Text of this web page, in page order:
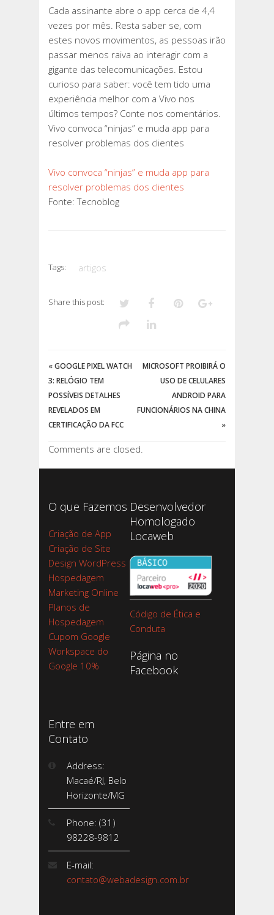
Cada assinante abre o app cerca de 4,4
vezes por mês. Resta saber se, com
estes novos movimentos, as pessoas irão
passar menos raiva ao interagir com a
gigante das telecomunicações. Estou
curioso para saber: você tem tido uma
experiência melhor com a Vivo nos
últimos tempos? Conte nos comentários.
Vivo convoca “ninjas” e muda app para
resolver problemas dos clientes
Vivo convoca “ninjas” e muda app para
resolver problemas dos clientes
Fonte: Tecnoblog
Tags: artigos
Share this post:
«GOOGLE PIXEL WATCH
3: RELÓGIO TEM
POSSÍVEIS DETALHES
REVELADOS EM
CERTIFICAÇÃO DA FCC
MICROSOFT PROIBIRÁ O
USO DE CELULARES
ANDROID PARA
FUNCIONÁRIOS NA CHINA
»
Comments are closed.
O que Fazemos
Criação de App
Criação de Site
Design WordPress
Hospedagem
Marketing Online
Planos de
Hospedagem
Cupom Google
Workspace do
Google 10%
Desenvolvedor
Homologado
Locaweb
Código de Ética e
Conduta
Página no
Facebook
Entre em
Contato
Address:
Macaé/RJ, Belo
Horizonte/MG
Phone: (31)
98228-9812
E-mail:
contato@webadesign.com.br